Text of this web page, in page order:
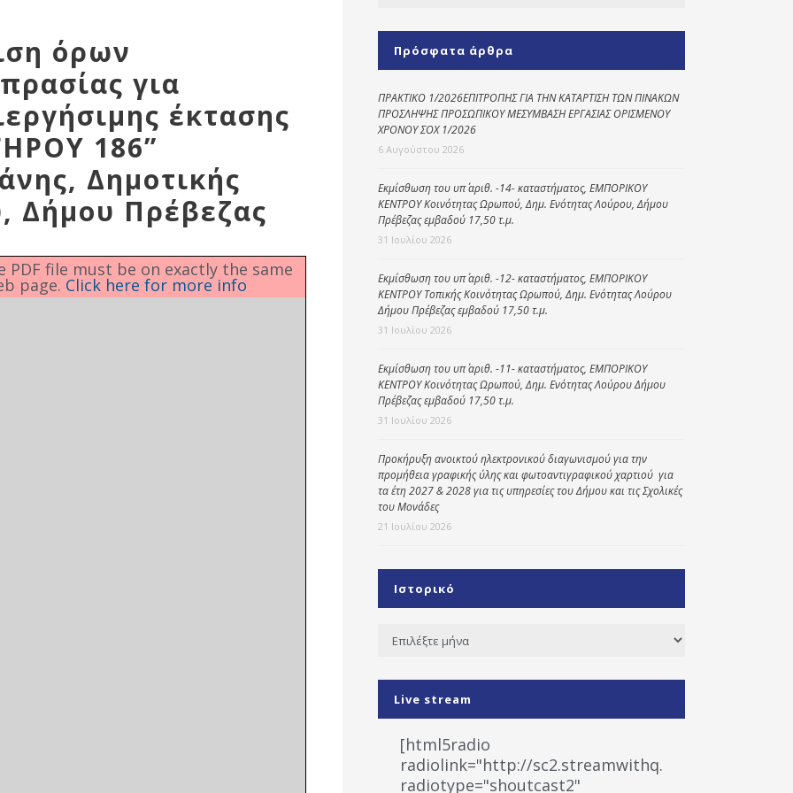
Παιδικοί σταθμοί
Kοινωνικό
φαρμακείο
Πρόγραμμα
Φροντίδας
Ηλικιωμένων
(Κ.Η.Φ.Η.) Πρέβεζας
όρων
για
έκτασης
186”
Δημοτικής
Δήμου Πρέβεζας
file must be on exactly the same
page. Click here for more info
Πρόσφατα άρθρα
ΠΡΑΚΤΙΚΟ 1/2026ΕΠΙΤΡΟΠΗΣ ΓΙΑ ΤΗΝ ΚΑΤΑΡΤΙΣΗ ΤΩΝ ΠΙΝΑΚΩΝ
ΠΡΟΣΛΗΨΗΣ ΠΡΟΣΩΠΙΚΟΥ ΜΕΣΥΜΒΑΣΗ ΕΡΓΑΣΙΑΣ ΟΡΙΣΜΕΝΟΥ
ΧΡΟΝΟΥ ΣΟΧ 1/2026
6 Αυγούστου 2026
Εκμίσθωση του υπ΄ αριθ. -14- καταστήματος, ΕΜΠΟΡΙΚΟΥ
ΚΕΝΤΡΟΥ Κοινότητας Ωρωπού, Δημ. Ενότητας Λούρου, Δήμου
Πρέβεζας εμβαδού 17,50 τ.μ.
31 Ιουλίου 2026
Εκμίσθωση του υπ΄ αριθ. -12- καταστήματος, ΕΜΠΟΡΙΚΟΥ
ΚΕΝΤΡΟΥ Τοπικής Κοινότητας Ωρωπού, Δημ. Ενότητας Λούρου
Δήμου Πρέβεζας εμβαδού 17,50 τ.μ.
31 Ιουλίου 2026
Εκμίσθωση του υπ΄ αριθ. -11- καταστήματος, ΕΜΠΟΡΙΚΟΥ
ΚΕΝΤΡΟΥ Κοινότητας Ωρωπού, Δημ. Ενότητας Λούρου Δήμου
Πρέβεζας εμβαδού 17,50 τ.μ.
31 Ιουλίου 2026
Προκήρυξη ανοικτού ηλεκτρονικού διαγωνισμού για την
προμήθεια γραφικής ύλης και φωτοαντιγραφικού χαρτιού για
τα έτη 2027 & 2028 για τις υπηρεσίες του Δήμου και τις Σχολικές
του Μονάδες
21 Ιουλίου 2026
Ιστορικό
Ιστορικό
Live stream
[html5radio
radiolink="http://sc2.streamwithq.com:8028/
radiotype="shoutcast2"